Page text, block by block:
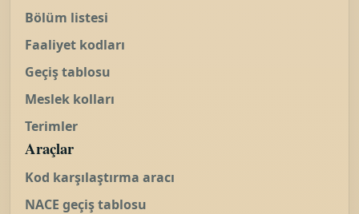
Bölüm listesi
Faaliyet kodları
Geçiş tablosu
Meslek kolları
Terimler
Araçlar
Kod karşılaştırma aracı
NACE geçiş tablosu